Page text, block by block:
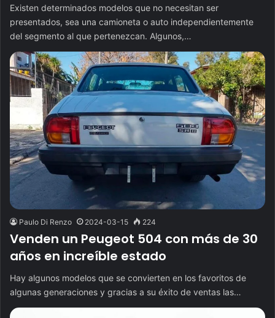
Existen determinados modelos que no necesitan ser
presentados, sea una camioneta o auto independientemente
del segmento al que pertenezcan. Algunos,…
Paulo Di Renzo 2024-03-15 224
Venden un Peugeot 504 con más de 30
años en increíble estado
Hay algunos modelos que se convierten en los favoritos de
algunas generaciones y gracias a su éxito de ventas las…